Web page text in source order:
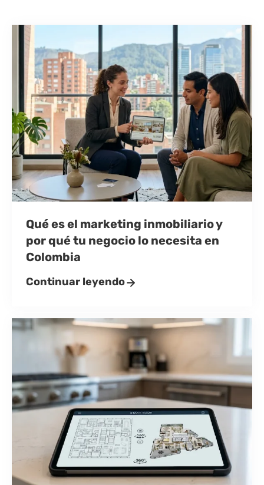
Qué es el marketing inmobiliario y
por qué tu negocio lo necesita en
Colombia
Continuar leyendo